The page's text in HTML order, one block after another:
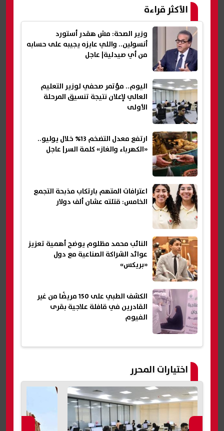
الأكثر قراءة
وزير الصحة: مش هقدر أستورد
أنسولين.. واللي عايزه يجيبه على حسابه
من أي صيدلية| عاجل
اليوم.. مؤتمر صحفي لوزير التعليم
العالي لإعلان نتيجة تنسيق المرحلة
الأولى
ارتفع معدل التضخم 13% خلال يوليو..
«الكهرباء والغاز» كلمة السر| عاجل
اعترافات المتهم بارتكاب مذبحة التجمع
الخامس: قتلته عشان ألف دولار
النائب محمد مظلوم يوضح أهمية تعزيز
عوائد الشراكة الصناعية مع دول
«بريكس»
الكشف الطبي على 150 مريضًا من غير
القادرين في قافلة علاجية بقرى
الفيوم
اختيارات المحرر